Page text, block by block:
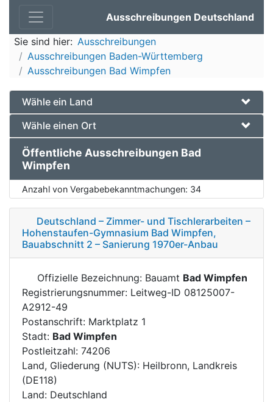
Ausschreibungen Deutschland
Sie sind hier: Ausschreibungen
Ausschreibungen Baden-Württemberg
Ausschreibungen Bad Wimpfen
Wähle ein Land
Wähle einen Ort
Öffentliche Ausschreibungen Bad
Wimpfen
Anzahl von Vergabebekanntmachungen: 34
Deutschland – Zimmer- und Tischlerarbeiten –
Hohenstaufen-Gymnasium Bad Wimpfen,
Bauabschnitt 2 – Sanierung 1970er-Anbau
Offizielle Bezeichnung: Bauamt Bad Wimpfen
Registrierungsnummer: Leitweg-ID 08125007-
A2912-49
Postanschrift: Marktplatz 1
Stadt: Bad Wimpfen
Postleitzahl: 74206
Land, Gliederung (NUTS): Heilbronn, Landkreis
(DE118)
Land: Deutschland